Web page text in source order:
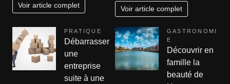
Voir article complet Voir article complet
PRATIQUE
Débarrasser
une
entreprise
suite à une
GASTRONOMI
E
Découvrir en
famille la
beauté de